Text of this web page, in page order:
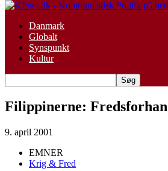
Danmark
Globalt
Synspunkt
Kultur
Filippinerne:
9. april 2001
EMNER
Krig & Fred